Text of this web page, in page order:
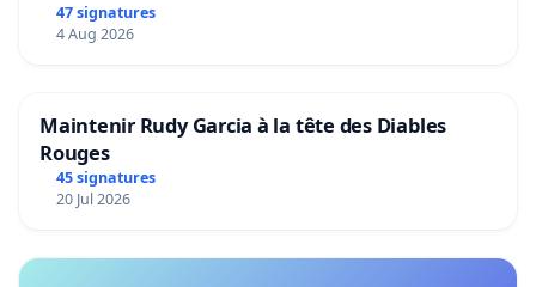
47 signatures
4 Aug 2026
Maintenir Rudy Garcia à la tête des Diables
Rouges
45 signatures
20 Jul 2026